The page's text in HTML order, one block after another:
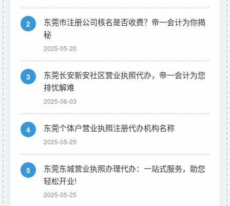
2
东莞市注册公司核名是否收费？帝一会计为你揭
秘
2025-05-20
3
东莞长安新安社区营业执照代办，帝一会计为您
排忧解难
2025-06-03
4 东莞个体户营业执照注册代办机构名称
2025-05-25
5
东莞东城营业执照办理代办：一站式服务，助您
轻松开业!
2025-05-25